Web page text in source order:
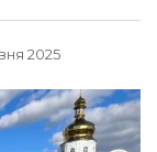
2025